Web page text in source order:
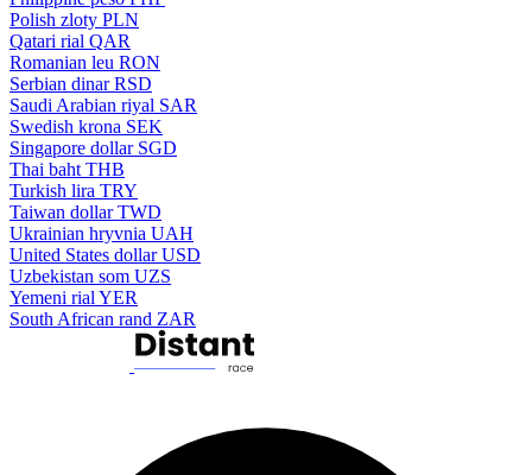
Polish zloty PLN
Qatari rial QAR
Romanian leu RON
Serbian dinar RSD
Saudi Arabian riyal SAR
Swedish krona SEK
Singapore dollar SGD
Thai baht THB
Turkish lira TRY
Taiwan dollar TWD
Ukrainian hryvnia UAH
United States dollar USD
Uzbekistan som UZS
Yemeni rial YER
South African rand ZAR